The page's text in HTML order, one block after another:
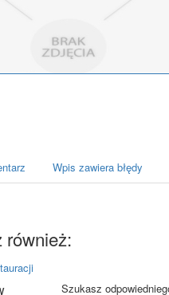
Wpis zawiera błędy
również:
Szukasz